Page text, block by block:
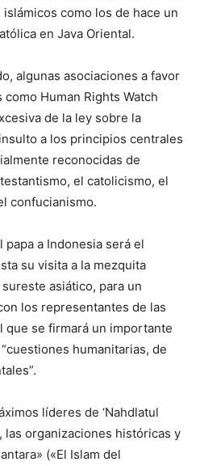
como los de hace un
en Java Oriental.
algunas asociaciones a favor
Human Rights Watch
de la ley sobre la
a los principios centrales
reconocidas de
el catolicismo, el
confucianismo.
papa a Indonesia será el
su visita a la mezquita
asiático, para un
los representantes de las
que se firmará un importante
humanitarias, de
líderes de ‘Nahdlatul
las organizaciones históricas y
(«El Islam del